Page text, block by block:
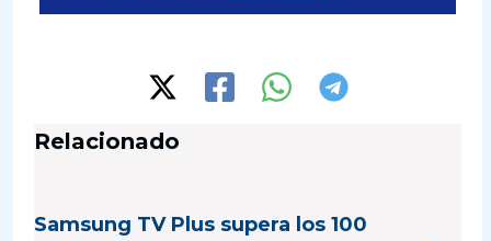
Relacionado
Samsung TV Plus supera los 100